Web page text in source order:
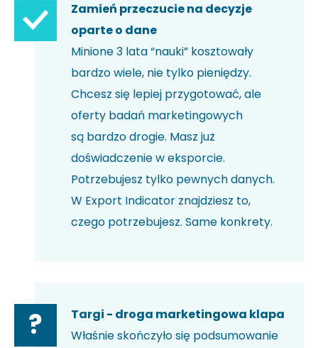
Zamień przeczucie na decyzje
oparte o dane
Minione 3 lata “nauki” kosztowały
bardzo wiele, nie tylko pieniędzy.
Chcesz się lepiej przygotować, ale
oferty badań marketingowych
są bardzo drogie. Masz już
doświadczenie w eksporcie.
Potrzebujesz tylko pewnych danych.
W Export Indicator znajdziesz to,
czego potrzebujesz. Same konkrety.
?
Targi - droga marketingowa klapa
Właśnie skończyło się podsumowanie